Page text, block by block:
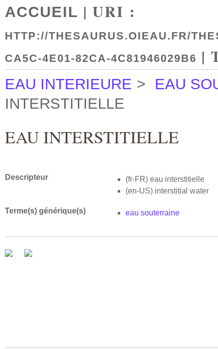
ACCUEIL | URI :
HTTP://THESAURUS.OIEAU.FR/
CA5C-4E01-82CA-4C81946029B6 |
EAU INTERIEURE >
EAU
INTERSTITIELLE
EAU INTERSTITIELLE
Descripteur (fr-FR) eau interstitielle
(en-US) interstitial water
Terme(s) générique(s) eau souterraine